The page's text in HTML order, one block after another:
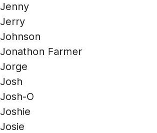
Jenny
Jerry
Johnson
Jonathon Farmer
Jorge
Josh
Josh-O
Joshie
Josie